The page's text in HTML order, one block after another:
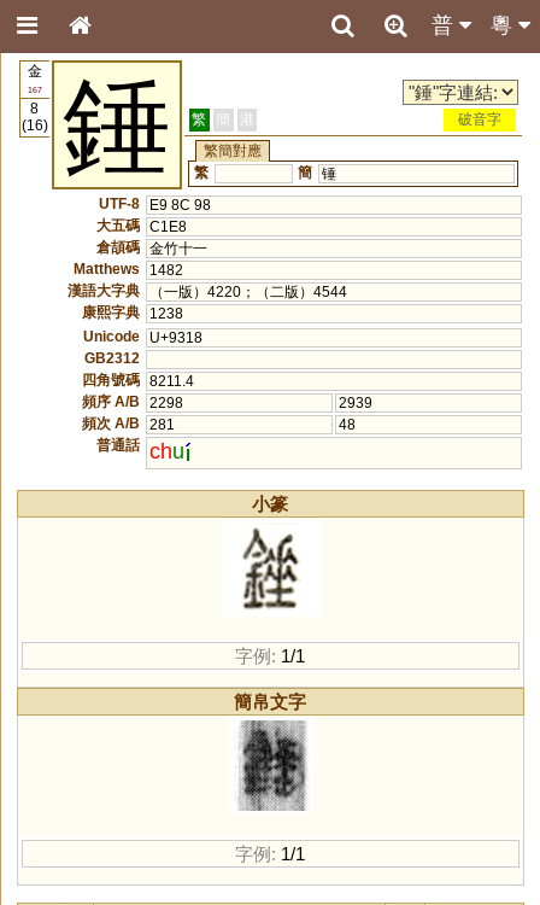
粵
普
金
167
8
(16)
錘 繁 簡 港
破音字
繁簡對應
繁
簡 锤
UTF-8
E9 8C 98
大五碼 C1E8
倉頡碼 金竹十一
Matthews
1482
漢語大字典
（一版）4220；（二版）4544
康熙字典
1238
Unicode
U+9318
GB2312
四角號碼 8211.4
頻序 A/B
2298
2939
頻次 A/B
281
48
普通話 chu
小篆
字例: 1/1
簡帛文字
字例: 1/1